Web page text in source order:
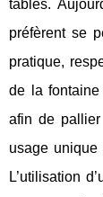
tables.
préfèrent se
pratique,
de la
afin de
usage unique
L’utilisation